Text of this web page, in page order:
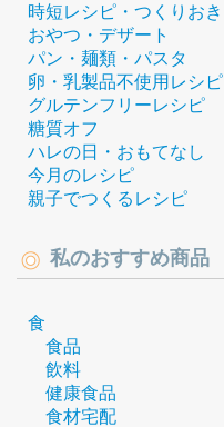
時短レシピ・つくりおき
おやつ・デザート
パン・麺類・パスタ
卵・乳製品不使用レシピ
グルテンフリーレシピ
糖質オフ
ハレの日・おもてなし
今月のレシピ
親子でつくるレシピ
私のおすすめ商品
食
食品
飲料
健康食品
食材宅配